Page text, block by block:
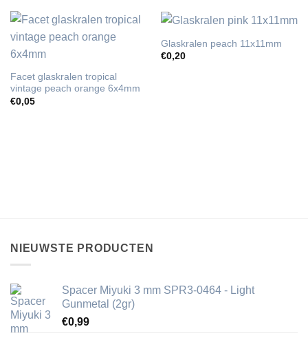
Facet glaskralen tropical
vintage peach orange 6x4mm
€0,05
Glaskralen peach 11x11mm
€0,20
NIEUWSTE PRODUCTEN
Spacer Miyuki 3 mm SPR3-0464 - Light
Gunmetal (2gr)
€0,99